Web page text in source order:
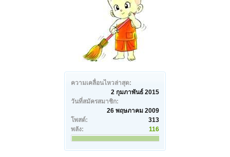
ความเคลื่อนไหวล่าสุด:
2 กุมภาพันธ์ 2015
วันที่สมัครสมาชิก:
26 พฤษภาคม 2009
โพสต์:
313
พลัง:
116